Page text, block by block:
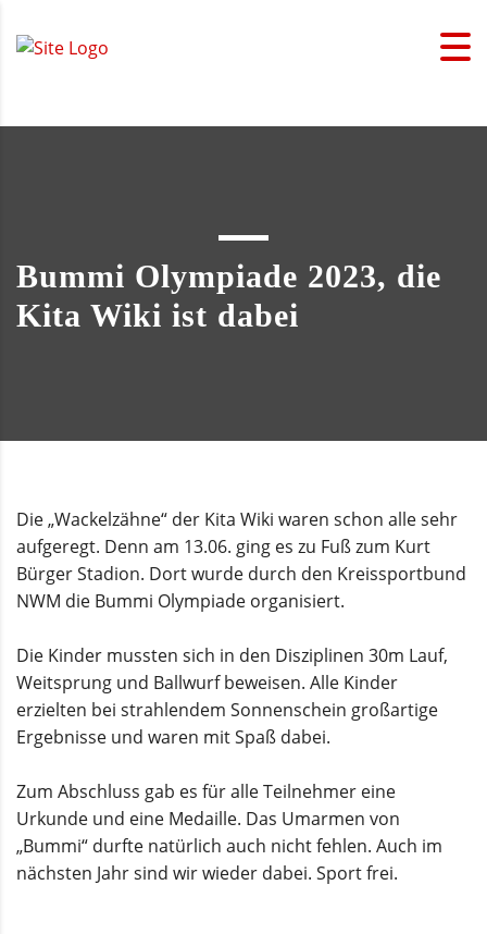
Bummi Olympiade 2023, die
Kita Wiki ist dabei
Die „Wackelzähne“ der Kita Wiki waren schon alle sehr
aufgeregt. Denn am 13.06. ging es zu Fuß zum Kurt
Bürger Stadion. Dort wurde durch den Kreissportbund
NWM die Bummi Olympiade organisiert.
Die Kinder mussten sich in den Disziplinen 30m Lauf,
Weitsprung und Ballwurf beweisen. Alle Kinder
erzielten bei strahlendem Sonnenschein großartige
Ergebnisse und waren mit Spaß dabei.
Zum Abschluss gab es für alle Teilnehmer eine
Urkunde und eine Medaille. Das Umarmen von
„Bummi“ durfte natürlich auch nicht fehlen. Auch im
nächsten Jahr sind wir wieder dabei. Sport frei.